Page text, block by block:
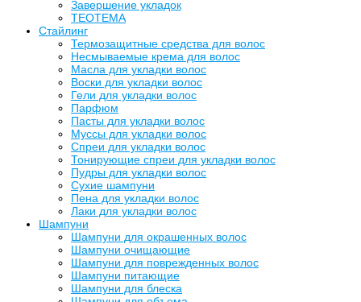
Завершение укладок
TEOTEMA
Стайлинг
Термозащитные средства для волос
Несмываемые крема для волос
Масла для укладки волос
Воски для укладки волос
Гели для укладки волос
Парфюм
Пасты для укладки волос
Муссы для укладки волос
Спреи для укладки волос
Тонирующие спреи для укладки волос
Пудры для укладки волос
Сухие шампуни
Пена для укладки волос
Лаки для укладки волос
Шампуни
Шампуни для окрашенных волос
Шампуни очищающие
Шампуни для поврежденных волос
Шампуни питающие
Шампуни для блеска